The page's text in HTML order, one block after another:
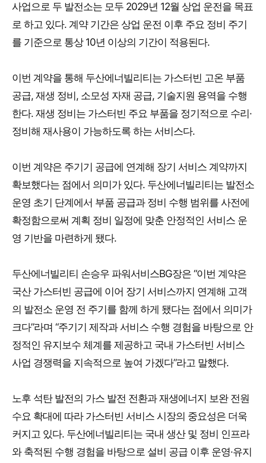
사업으로 두 발전소는 모두 2029년 12월 상업 운전을 목표
로 하고 있다. 계약 기간은 상업 운전 이후 주요 정비 주기
를 기준으로 통상 10년 이상의 기간이 적용된다.
이번 계약을 통해 두산에너빌리티는 가스터빈 고온 부품
공급, 재생 정비, 소모성 자재 공급, 기술지원 용역을 수행
한다. 재생 정비는 가스터빈 주요 부품을 정기적으로 수리·
정비해 재사용이 가능하도록 하는 서비스다.
이번 계약은 주기기 공급에 연계해 장기 서비스 계약까지
확보했다는 점에서 의미가 있다. 두산에너빌리티는 발전소
운영 초기 단계에서 부품 공급과 정비 수행 범위를 사전에
확정함으로써 계획 정비 일정에 맞춘 안정적인 서비스 운
영 기반을 마련하게 됐다.
두산에너빌리티 손승우 파워서비스BG장은 “이번 계약은
국산 가스터빈 공급에 이어 장기 서비스까지 연계해 고객
의 발전소 운영 전 주기를 함께 하게 됐다는 점에서 의미가
크다”라며 “주기기 제작과 서비스 수행 경험을 바탕으로 안
정적인 유지보수 체계를 제공하고 국내 가스터빈 서비스
사업 경쟁력을 지속적으로 높여 가겠다”라고 말했다.
노후 석탄 발전의 가스 발전 전환과 재생에너지 보완 전원
수요 확대에 따라 가스터빈 서비스 시장의 중요성은 더욱
커지고 있다. 두산에너빌리티는 국내 생산 및 정비 인프라
와 축적된 수행 경험을 바탕으로 설비 공급 이후 운영·유지